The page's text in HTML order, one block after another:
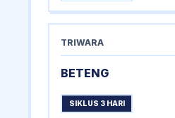
TRIWARA
BETENG
SIKLUS 3 HARI